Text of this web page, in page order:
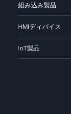
組み込み製品
HMIディバイス
IoT製品